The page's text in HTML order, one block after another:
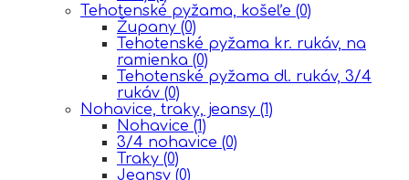
Tehotenské pyžama, košeľe (0)
Župany (0)
Tehotenské pyžama kr. rukáv, na
ramienka (0)
Tehotenské pyžama dl. rukáv, 3/4
rukáv (0)
Nohavice, traky, jeansy (1)
Nohavice (1)
3/4 nohavice (0)
Traky (0)
Jeansy (0)